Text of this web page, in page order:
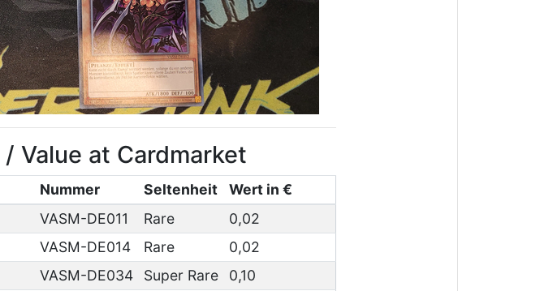
Value at Cardmarket
Nummer Seltenheit
Wert in €
VASM-DE011 Rare
0,02
VASM-DE014 Rare
0,02
VASM-DE034 Super Rare
0,10